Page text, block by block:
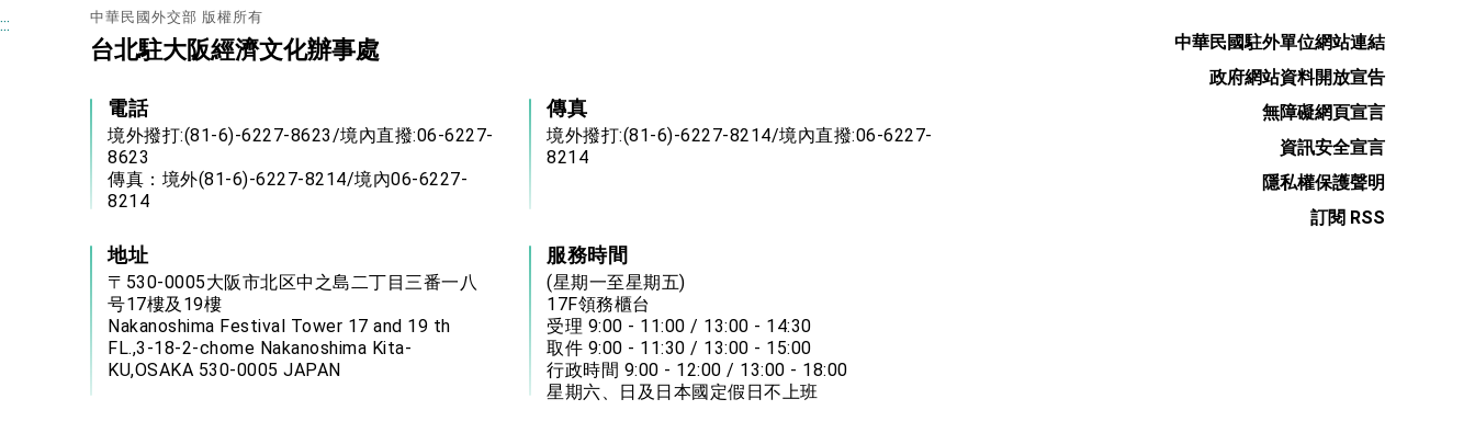
::: 中華民國外交部 版權所有
台北駐大阪經濟文化辦事處
電話
境外撥打:(81-6)-6227-8623/境內直撥:06-6227-
8623
傳真：境外(81-6)-6227-8214/境內06-6227-
8214
傳真
境外撥打:(81-6)-6227-8214/境內直撥:06-6227-
8214
地址
〒530-0005大阪市北区中之島二丁目三番一八
号17樓及19樓
Nakanoshima Festival Tower 17 and 19 th
FL.,3-18-2-chome Nakanoshima Kita-
KU,OSAKA 530-0005 JAPAN
服務時間
(星期一至星期五)
17F領務櫃台
受理 9:00 - 11:00 / 13:00 - 14:30
取件 9:00 - 11:30 / 13:00 - 15:00
行政時間 9:00 - 12:00 / 13:00 - 18:00
星期六、日及日本國定假日不上班
中華民國駐外單位網站連結
政府網站資料開放宣告
無障礙網頁宣言
資訊安全宣言
隱私權保護聲明
訂閱 RSS